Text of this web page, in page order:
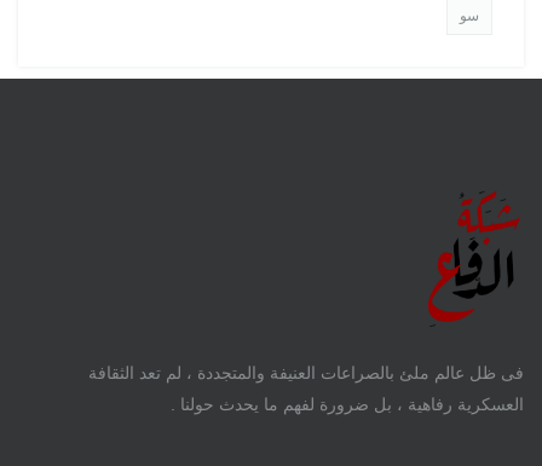
سو
فى ظل عالم ملئ بالصراعات العنيفة والمتجددة ، لم تعد الثقافة
العسكرية رفاهية ، بل ضرورة لفهم ما يحدث حولنا .